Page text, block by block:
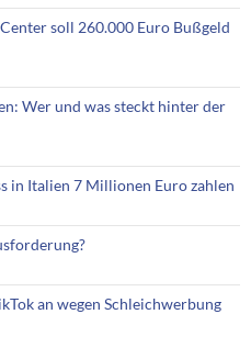
soll 260.000 Euro Bußgeld
Wer und was steckt hinter der
in Italien 7 Millionen Euro zahlen
an wegen Schleichwerbung